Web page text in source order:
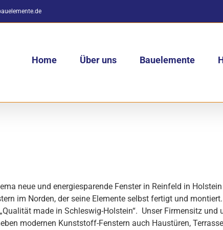
Home Über uns Bauelemente
neue und energiesparende Fenster in Reinfeld in
im Norden, der seine Elemente selbst fertigt und
made in Schleswig-Holstein“. Unser Firmensitz
modernen Kunststoff-Fenstern auch Haustüren,